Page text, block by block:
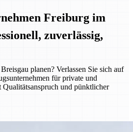
Freiburg im
zuverlässig,
planen? Verlassen Sie sich auf
für private und
und pünktlicher